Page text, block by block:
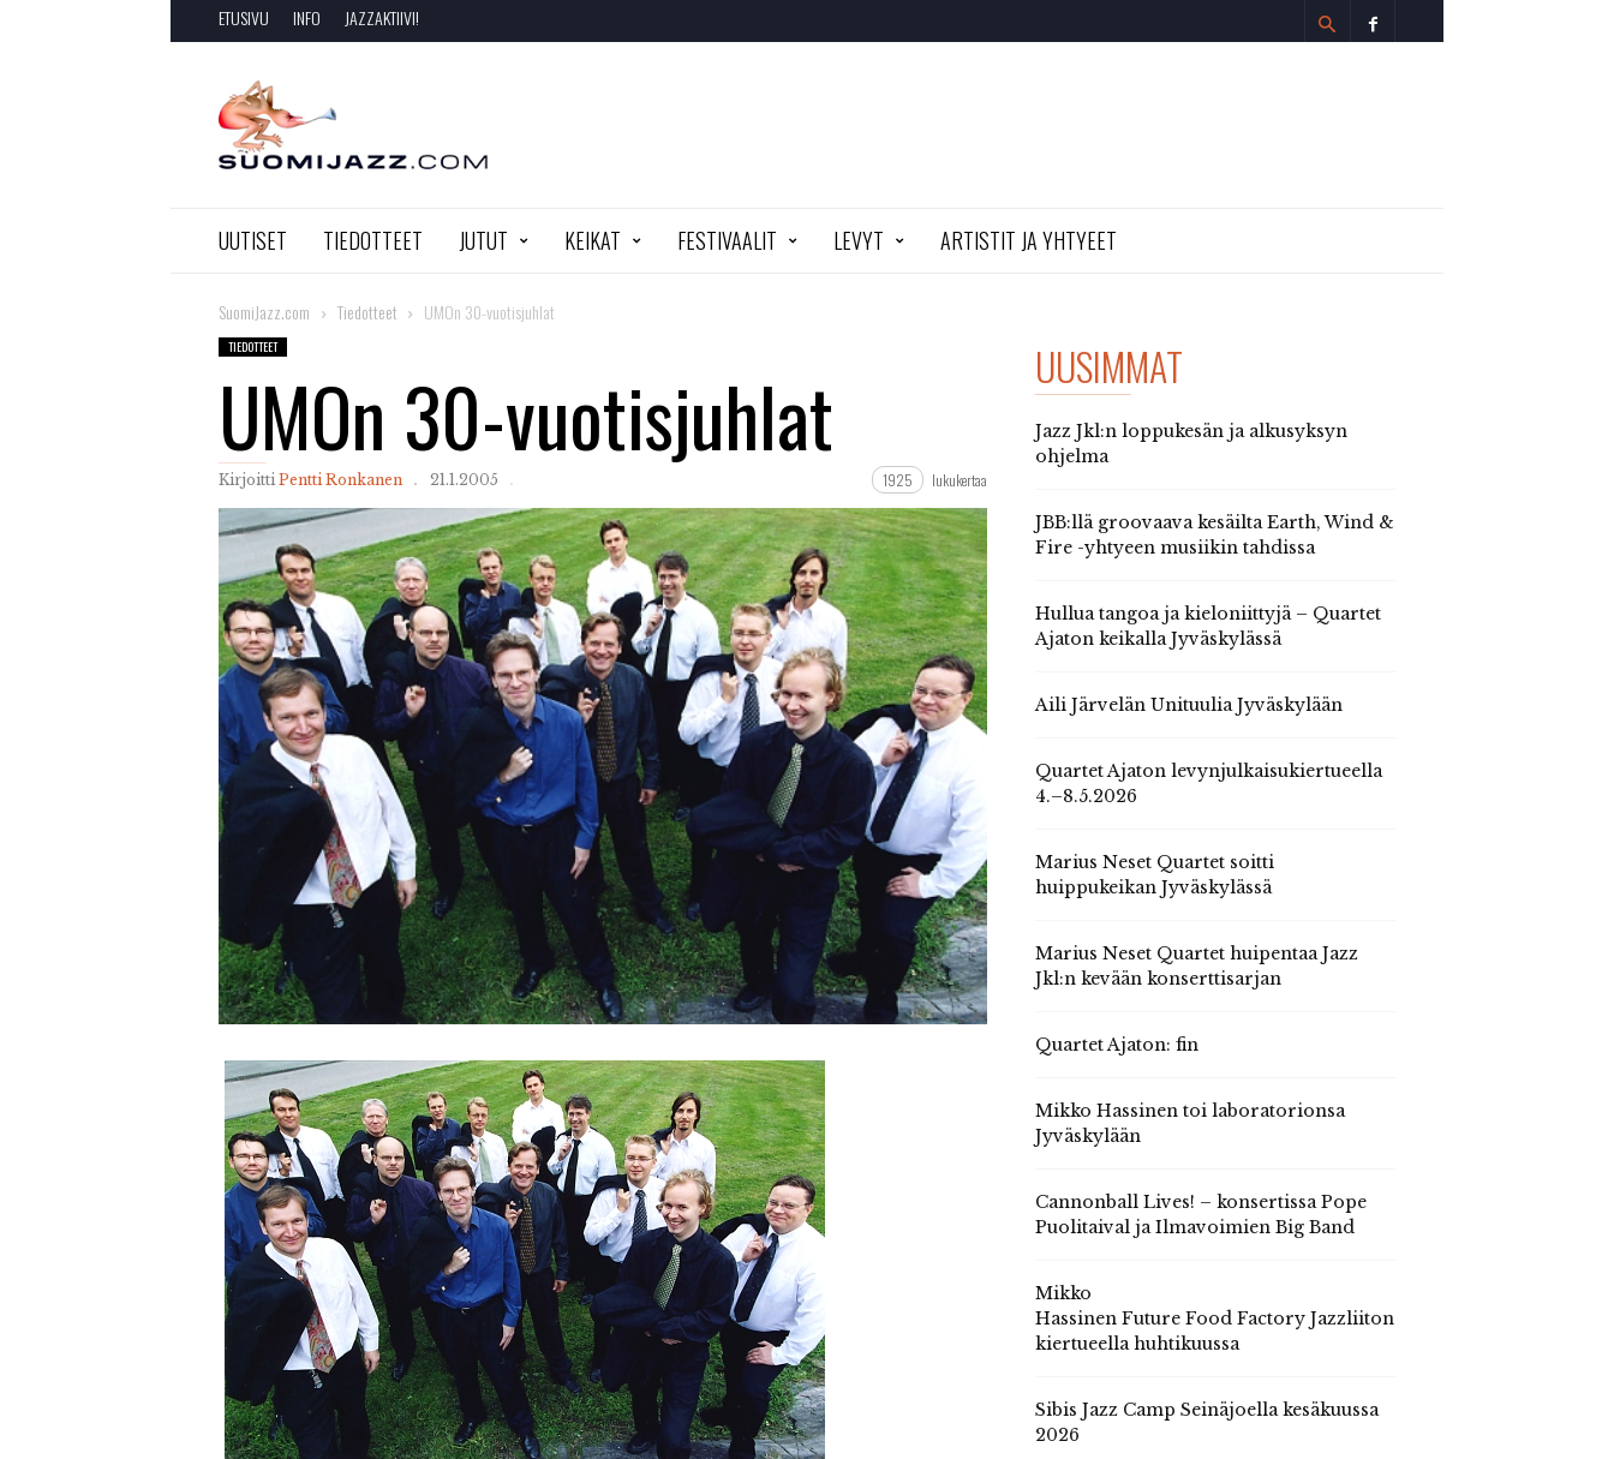
ETUSIVU INFO JAZZAKTIIVI!
SuomiJazz.com
UUTISET TIEDOTTEET JUTUT KEIKAT FESTIVAALIT LEVYT ARTISTIT JA YHTYEET
SuomiJazz.com Tiedotteet UMOn 30-vuotisjuhlat
TIEDOTTEET
UMOn 30-vuotisjuhlat
Kirjoitti Pentti Ronkanen 21.1.2005 1925 lukukertaa
UUSIMMAT
Jazz Jkl:n loppukesän ja alkusyksyn
ohjelma
JBB:llä groovaava kesäilta Earth, Wind &
Fire -yhtyeen musiikin tahdissa
Hullua tangoa ja kieloniittyjä – Quartet
Ajaton keikalla Jyväskylässä
Aili Järvelän Unituulia Jyväskylään
Quartet Ajaton levynjulkaisukiertueella
4.–8.5.2026
Marius Neset Quartet soitti
huippukeikan Jyväskylässä
Marius Neset Quartet huipentaa Jazz
Jkl:n kevään konserttisarjan
Quartet Ajaton: fin
Mikko Hassinen toi laboratorionsa
Jyväskylään
Cannonball Lives! – konsertissa Pope
Puolitaival ja Ilmavoimien Big Band
Mikko
Hassinen Future Food Factory Jazzliiton
kiertueella huhtikuussa
Sibis Jazz Camp Seinäjoella kesäkuussa
2026